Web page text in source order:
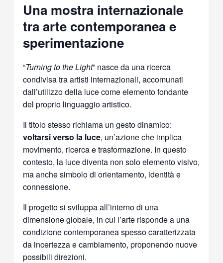
Una mostra internazionale
tra arte contemporanea e
sperimentazione
“Turning to the Light” nasce da una ricerca
condivisa tra artisti internazionali, accomunati
dall’utilizzo della luce come elemento fondante
del proprio linguaggio artistico.
Il titolo stesso richiama un gesto dinamico:
voltarsi verso la luce, un’azione che implica
movimento, ricerca e trasformazione. In questo
contesto, la luce diventa non solo elemento visivo,
ma anche simbolo di orientamento, identità e
connessione.
Il progetto si sviluppa all’interno di una
dimensione globale, in cui l’arte risponde a una
condizione contemporanea spesso caratterizzata
da incertezza e cambiamento, proponendo nuove
possibili direzioni.